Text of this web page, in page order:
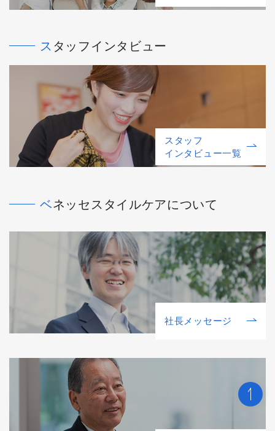
スタッフインタビュー
スタッフ
インタビュー一覧
ベネッセスタイルケアについて
社⻑メッセージ